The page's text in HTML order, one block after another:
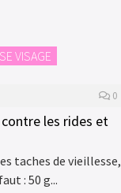
VISAGE
0
contre les rides et
taches de vieillesse,
: 50 g...